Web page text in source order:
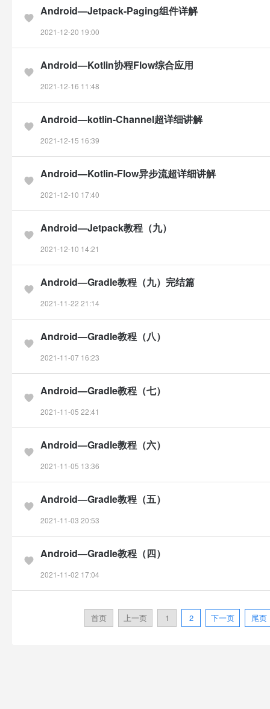
Android—Jetpack-Paging组件详解
2021-12-20 19:00
Android—Kotlin协程Flow综合应用
2021-12-16 11:48
Android—kotlin-Channel超详细讲解
2021-12-15 16:39
Android—Kotlin-Flow异步流超详细讲解
2021-12-10 17:40
Android—Jetpack教程（九）
2021-12-10 14:21
Android—Gradle教程（九）完结篇
2021-11-22 21:14
Android—Gradle教程（八）
2021-11-07 16:23
Android—Gradle教程（七）
2021-11-05 22:41
Android—Gradle教程（六）
2021-11-05 13:36
Android—Gradle教程（五）
2021-11-03 20:53
Android—Gradle教程（四）
2021-11-02 17:04
首页 上一页 1 2 下一页 尾页